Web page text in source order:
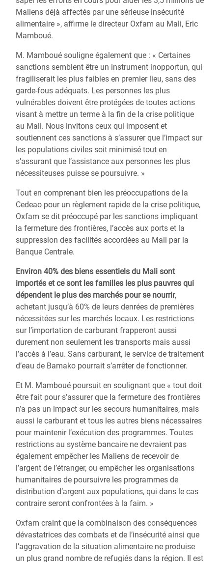
Maliens déjà affectés par une sérieuse insécurité
alimentaire », affirme le directeur Oxfam au Mali, Eric
Mamboué.
M. Mamboué souligne également que : « Certaines
sanctions semblent être un instrument inopportun, qui
fragiliserait les plus faibles en premier lieu, sans des
garde-fous adéquats. Les personnes les plus
vulnérables doivent être protégées de toutes actions
visant à mettre un terme à la fin de la crise politique
au Mali. Nous invitons ceux qui imposent et
soutiennent ces sanctions à s’assurer que l’impact sur
les populations civiles soit minimisé tout en
s’assurant que l’assistance aux personnes les plus
nécessiteuses puisse se poursuivre. »
Tout en comprenant bien les préoccupations de la
Cedeao pour un règlement rapide de la crise politique,
Oxfam se dit préoccupé par les sanctions impliquant
la fermeture des frontières, l’accès aux ports et la
suppression des facilités accordées au Mali par la
Banque Centrale.
Environ 40% des biens essentiels du Mali sont
importés et ce sont les familles les plus pauvres qui
dépendent le plus des marchés pour se nourrir,
achetant jusqu’à 60% de leurs denrées de premières
nécessitées sur les marchés locaux. Les restrictions
sur l’importation de carburant frapperont aussi
durement non seulement les transports mais aussi
l’accès à l’eau. Sans carburant, le service de traitement
d’eau de Bamako pourrait s’arrêter de fonctionner.
Et M. Mamboué poursuit en soulignant que « tout doit
être fait pour s’assurer que la fermeture des frontières
n’a pas un impact sur les secours humanitaires, mais
aussi le carburant et tous les autres biens nécessaires
pour maintenir l’exécution des programmes. Toutes
restrictions au système bancaire ne devraient pas
également empêcher les Maliens de recevoir de
l’argent de l’étranger, ou empêcher les organisations
humanitaires de poursuivre les programmes de
distribution d’argent aux populations, qui dans le cas
contraire seront confrontées à la faim. »
Oxfam craint que la combinaison des conséquences
dévastatrices des combats et de l’insécurité ainsi que
l’aggravation de la situation alimentaire ne produise
un plus grand nombre de refugiés dans la région. Il est